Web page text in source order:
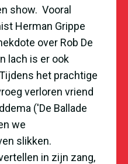
show. Vooral
Herman Grippe
over Rob De
lach is er ook
het prachtige
verloren vriend
('De Ballade
we
slikken.
in zijn zang,